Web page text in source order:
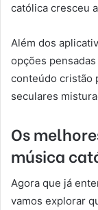
católica cresceu
Além dos
opções
conteúdo cristão
seculares
Os
música
Agora que já
vamos explorar